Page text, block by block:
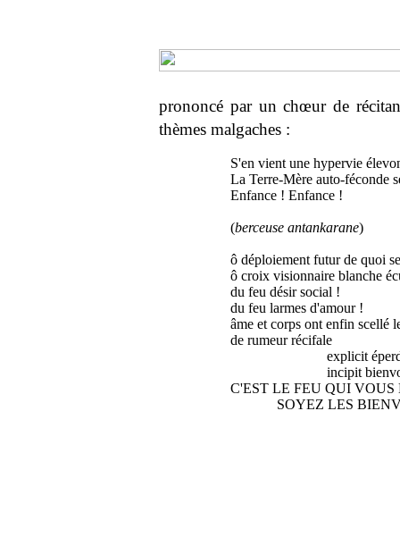
prononcé par un chœur de
thèmes malgaches :
S'en vient une hypervie
La Terre-Mère auto-féconde
Enfance ! Enfance !
(berceuse antankarane)
ô déploiement futur de quoi
ô croix visionnaire blanche
du feu désir social !
du feu larmes d'amour !
âme et corps ont enfin scellé
de rumeur récifale
explicit
incipit
C'EST LE FEU QUI VOUS
SOYEZ LES